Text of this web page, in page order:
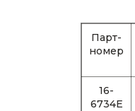
Парт-
номер
16-
6734E